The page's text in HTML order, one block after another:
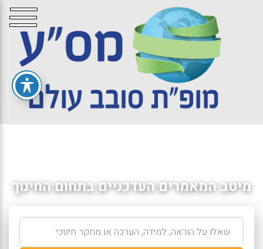
מיטב המאמרים העדכניים בתחום החינוך